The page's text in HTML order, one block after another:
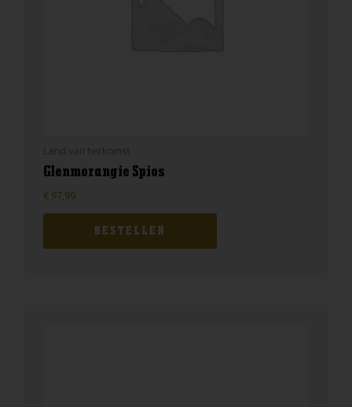
Glenmorangie Spios
€ 97,99
BESTELLEN